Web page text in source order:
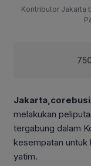
Kontributor Jakarta
melakukan
tergabung dalam
kesempatan untuk
yatim.